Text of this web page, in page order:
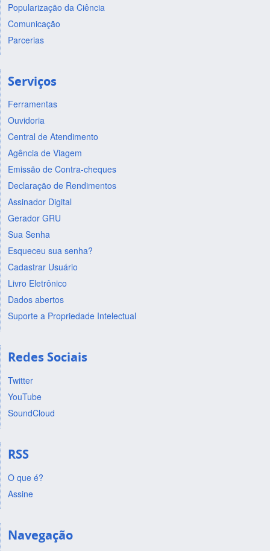
Popularização da Ciência
Comunicação
Parcerias
Serviços
Ferramentas
Ouvidoria
Central de Atendimento
Agência de Viagem
Emissão de Contra-cheques
Declaração de Rendimentos
Assinador Digital
Gerador GRU
Sua Senha
Esqueceu sua senha?
Cadastrar Usuário
Livro Eletrônico
Dados abertos
Suporte a Propriedade Intelectual
Redes Sociais
Twitter
YouTube
SoundCloud
RSS
O que é?
Assine
Navegação